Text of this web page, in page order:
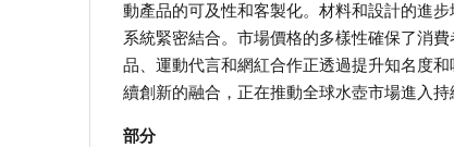
動產品的可及性和客製化。材料和設計的進
系統緊密結合。市場價格的多樣性確保了消
品、運動代言和網紅合作正透過提升知名度
續創新的融合，正在推動全球水壺市場進入持
部分